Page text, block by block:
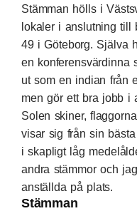
Stämman hölls i
lokaler i anslutning till
49 i Göteborg. Själva
en konferensvärdinna
ut som en indian från
men gör ett bra jobb i
Solen skiner,
visar sig från sin
i skapligt låg
andra stämmor och
anställda på plats.
Stämman